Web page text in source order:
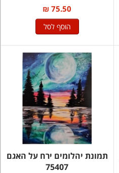
75.50 ₪
הוסף לסל
תמונת יהלומים ירח על האגם
75407